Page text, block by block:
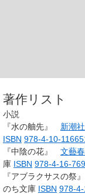
著作リスト
小説
『水の舳先』 新潮社
ISBN 978-4-10-
『中陰の花』 文藝
庫 ISBN 978-4-16-
『アブラクサスの祭
のち文庫 ISBN 978-